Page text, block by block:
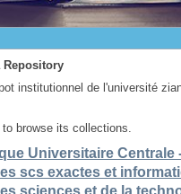
Repository
institutionnel de l'université
browse its collections.